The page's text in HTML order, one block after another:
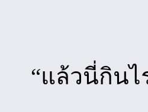
“แล้วนี่กินไ